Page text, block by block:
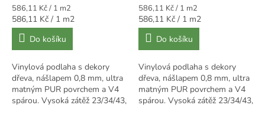
Měrná
cena:
586,11 Kč / 1 m2
Měrná
cena:
586,11 Kč / 1 m2
Do košíku
Vinylová podlaha s dekory
dřeva, nášlapem 0,8 mm, ultra
matným PUR povrchem a V4
spárou. Vysoká zátěž 23/34/43,
Měrná
cena:
586,11 Kč / 1 m2
Měrná
cena:
586,11 Kč / 1 m2
Do košíku
Vinylová podlaha s dekory
dřeva, nášlapem 0,8 mm, ultra
matným PUR povrchem a V4
spárou. Vysoká zátěž 23/34/43,